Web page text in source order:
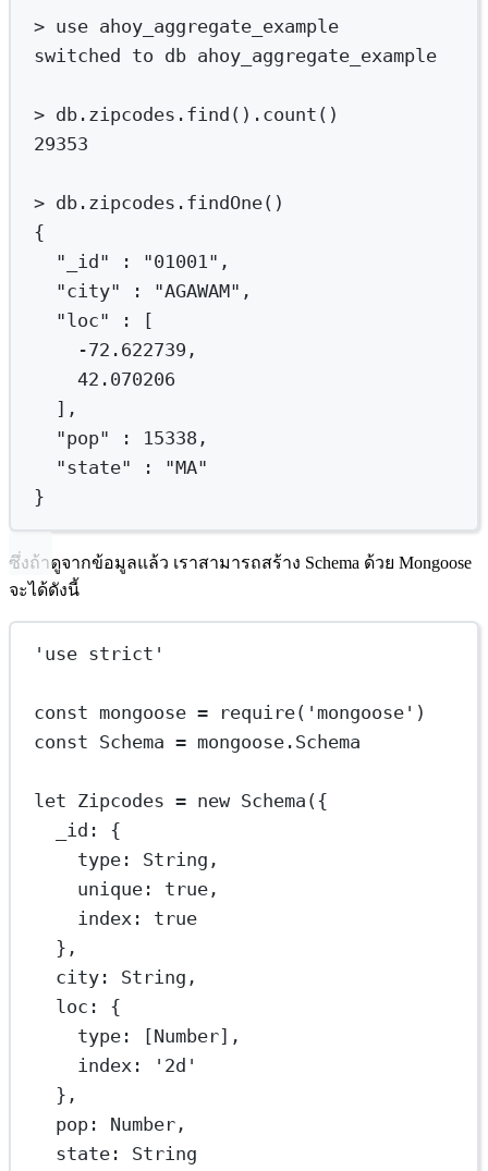
> use ahoy_aggregate_example
switched
to db ahoy_aggregate_example
> db.zipcodes.find () .count ()
29353
> db.zipcodes.findOne()
{
"_id"
:
"01001",
"city"
:
"AGAWAM",
"loc"
:
[
-72.622739,
42.070206
],
"pop"
:
15338,
"state"
:
"MA"
}
ซึ่งถ้าดูจากข้อมูลแล้ว เราสามารถสร้าง Schema ด้วย Mongoose
จะได้ดังนี้
'use strict'
const mongoose = require( 'mongoose' )
const Schema = mongoose.Schema
let Zipcodes = new Schema ({
_id: {
type: String,
unique: true ,
index: true
},
city: String,
loc: {
type: [Number],
index:
'2d'
},
pop: Number,
state: String